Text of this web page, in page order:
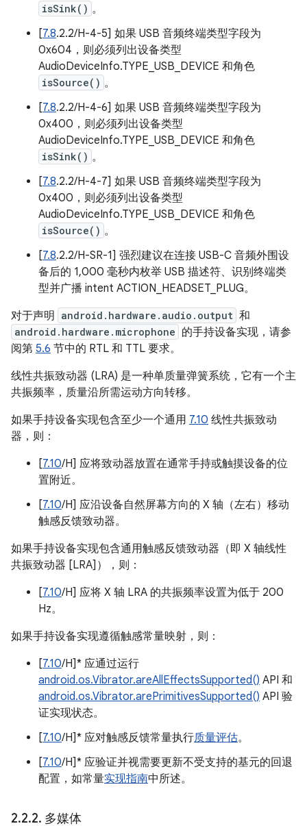
isSink() 。
[7.8.2.2/H-4-5] 如果 USB 音频终端类型字段为
0x604，则必须列出设备类型
AudioDeviceInfo.TYPE_USB_DEVICE 和角色
isSource() 。
[7.8.2.2/H-4-6] 如果 USB 音频终端类型字段为
0x400，则必须列出设备类型
AudioDeviceInfo.TYPE_USB_DEVICE 和角色
isSink() 。
[7.8.2.2/H-4-7] 如果 USB 音频终端类型字段为
0x400，则必须列出设备类型
AudioDeviceInfo.TYPE_USB_DEVICE 和角色
isSource() 。
[7.8.2.2/H-SR-1] 强烈建议在连接 USB-C 音频外围设
备后的 1,000 毫秒内枚举 USB 描述符、识别终端类
型并广播 intent ACTION_HEADSET_PLUG。
对于声明
android.hardware.audio.output 和
android.hardware.microphone 的手持设备实现，请参
阅第 5.6 节中的 RTL 和 TTL 要求。
线性共振致动器 (LRA) 是一种单质量弹簧系统，它有一个主
共振频率，质量沿所需运动方向转移。
如果手持设备实现包含至少一个通用 7.10 线性共振致动
器，则：
[7.10/H] 应将致动器放置在通常手持或触摸设备的位
置附近。
[7.10/H] 应沿设备自然屏幕方向的 X 轴（左右）移动
触感反馈致动器。
如果手持设备实现包含通用触感反馈致动器（即 X 轴线性
共振致动器 [LRA]），则：
[7.10/H] 应将 X 轴 LRA 的共振频率设置为低于 200
Hz。
如果手持设备实现遵循触感常量映射，则：
[7.10/H]* 应通过运行
android.os.Vibrator.areAllEffectsSupported() API 和
android.os.Vibrator.arePrimitivesSupported() API 验
证实现状态。
[7.10/H]* 应对触感反馈常量执行质量评估。
[7.10/H]* 应验证并视需要更新不受支持的基元的回退
配置，如常量实现指南中所述。
2.2.2. 多媒体